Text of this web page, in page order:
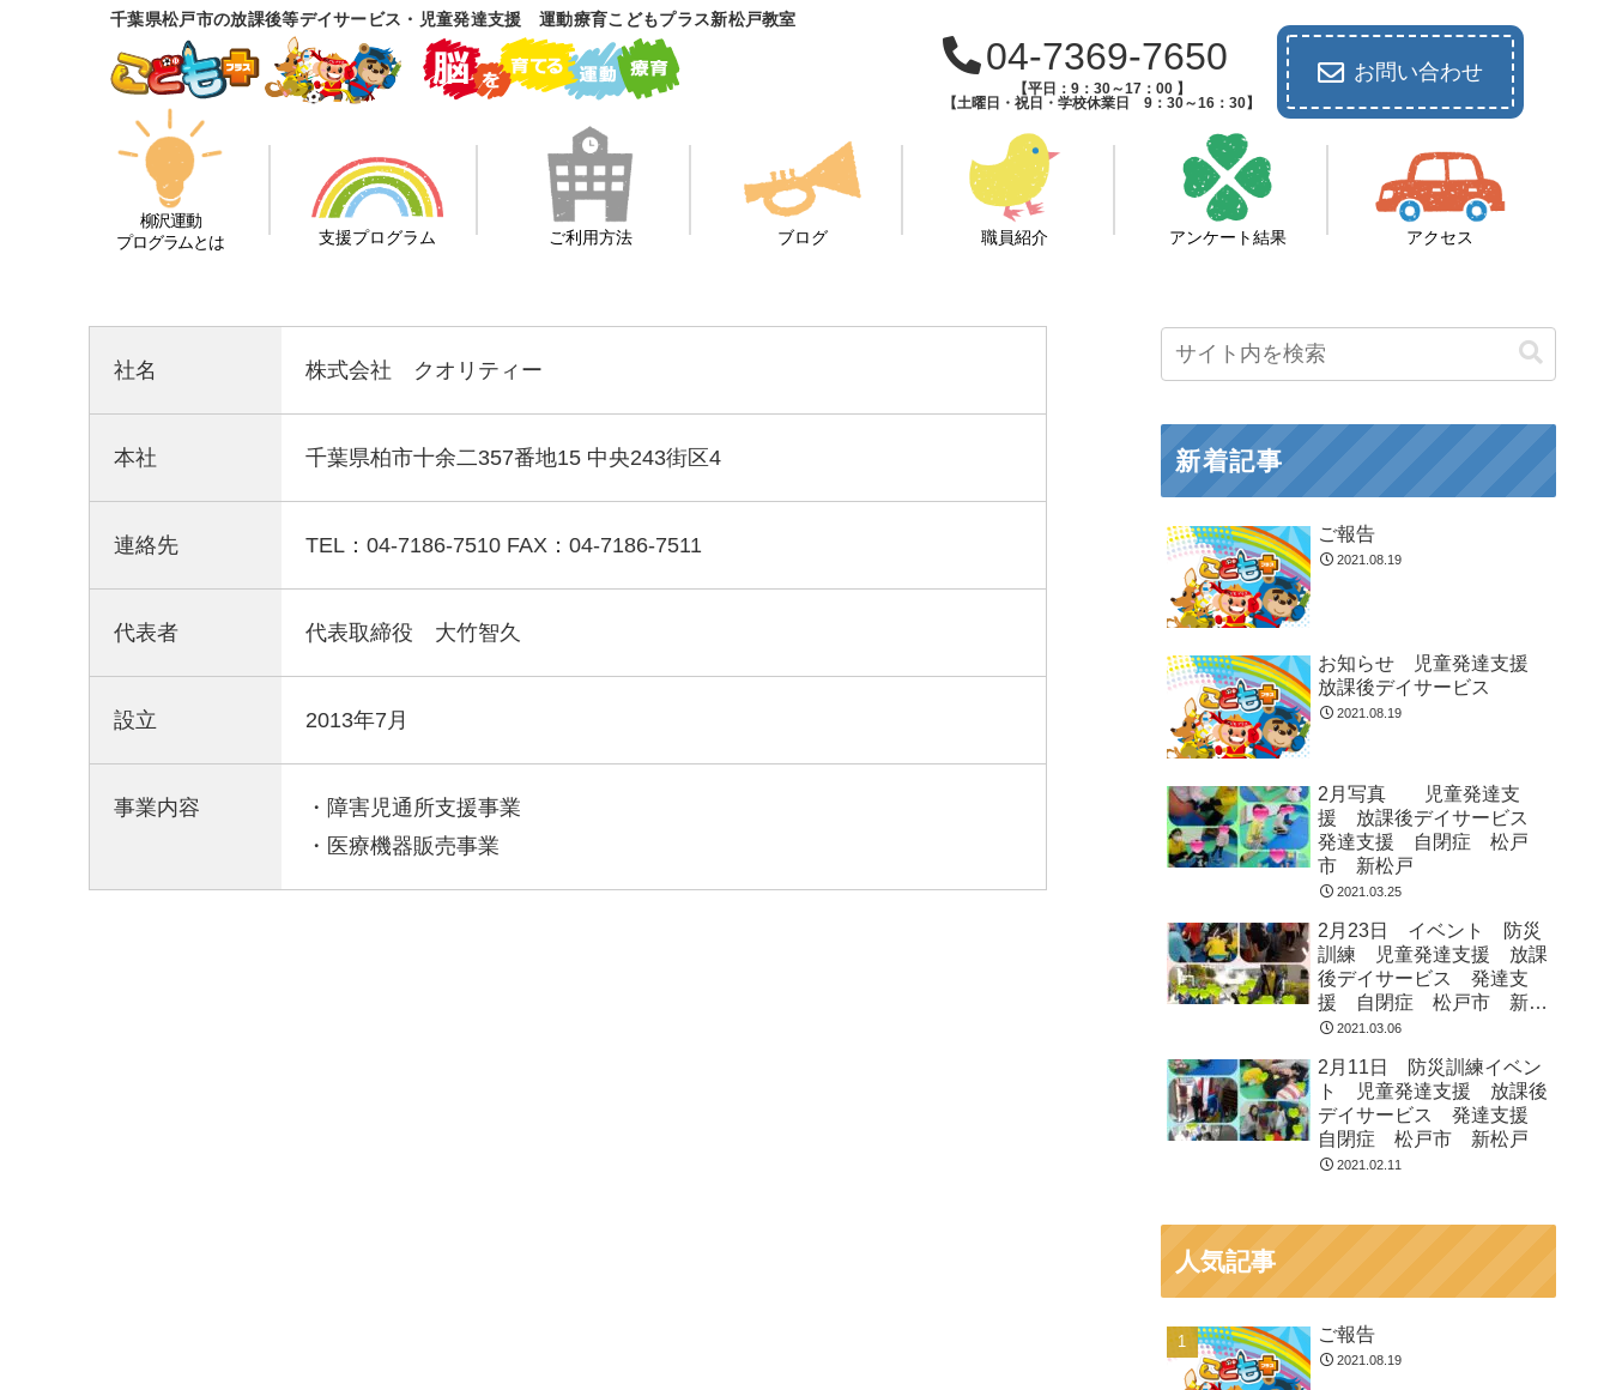
千葉県松戸市の放課後等デイサービス・児童発達支援 運動療育こどもプラス新松戸教室
04-7369-7650
【平日：9：30～17：00 】
【土曜日・祝日・学校休業日 9：30～16：30】
お問い合わせ
柳沢運動
プログラムとは
支援プログラム ご利用方法 ブログ 職員紹介 アンケート結果 アクセス
社名 株式会社 クオリティー
本社 千葉県柏市十余二357番地15 中央243街区4
連絡先 TEL：04-7186-7510 FAX：04-7186-7511
代表者 代表取締役 大竹智久
設立 2013年7月
事業内容
・障害児通所支援事業
・医療機器販売事業
新着記事
ご報告
2021.08.19
お知らせ 児童発達支援
放課後デイサービス
2021.08.19
2月写真 児童発達支
援 放課後デイサービス
発達支援 自閉症 松戸
市 新松戸
2021.03.25
2月23日 イベント 防災
訓練 児童発達支援 放課
後デイサービス 発達支
援 自閉症 松戸市 新松
戸 2021.03.06
2月11日 防災訓練イベン
ト 児童発達支援 放課後
デイサービス 発達支援
自閉症 松戸市 新松戸
2021.02.11
人気記事
ご報告
2021.08.19